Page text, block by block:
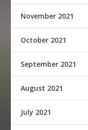
November 2021
October 2021
September 2021
August 2021
July 2021